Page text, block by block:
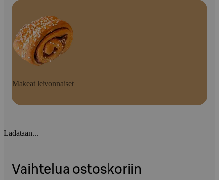
Makeat leivonnaiset
Ladataan...
Vaihtelua ostoskoriin